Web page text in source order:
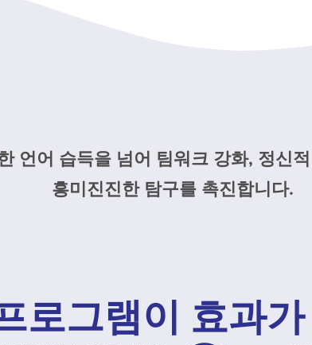
언어 습득을 넘어 팀워크 강화, 정신
흥미진진한 탐구를 촉진합니다.
로그램이 효과